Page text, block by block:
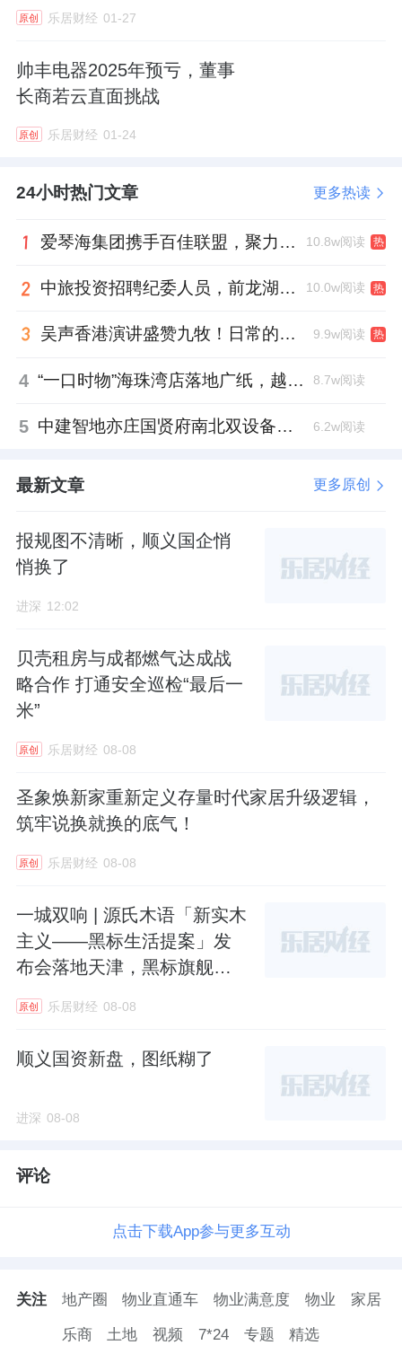
原创 乐居财经 01-27
帅丰电器2025年预亏，董事
长商若云直面挑战
原创 乐居财经 01-24
24小时热门文章 更多热读
爱琴海集团携手百佳联盟，聚力共拓存量商业新赛道 10.8w阅读 热
中旅投资招聘纪委人员，前龙湖副总裁胡若翔掌舵 10.0w阅读 热
吴声香港演讲盛赞九牧！日常的小锚点变成科技突破点！ 9.9w阅读 热
4 “一口时物”海珠湾店落地广纸，越秀地产以“新鲜现制”商业新场景打造社区高品质生活 8.7w阅读
5 中建智地亦庄国贤府南北双设备平台，得房率创区域新高 6.2w阅读
最新文章 更多原创
报规图不清晰，顺义国企悄
悄换了
进深 12:02
贝壳租房与成都燃气达成战
略合作 打通安全巡检“最后一
米”
原创 乐居财经 08-08
圣象焕新家重新定义存量时代家居升级逻辑，
筑牢说换就换的底气！
原创 乐居财经 08-08
一城双响 | 源氏木语「新实木
主义——黑标生活提案」发
布会落地天津，黑标旗舰店
原创 乐居财经 08-08
顺义国资新盘，图纸糊了
进深 08-08
评论
点击下载App参与更多互动
关注 地产圈 物业直通车 物业满意度 物业 家居
乐商 土地 视频 7*24 专题 精选